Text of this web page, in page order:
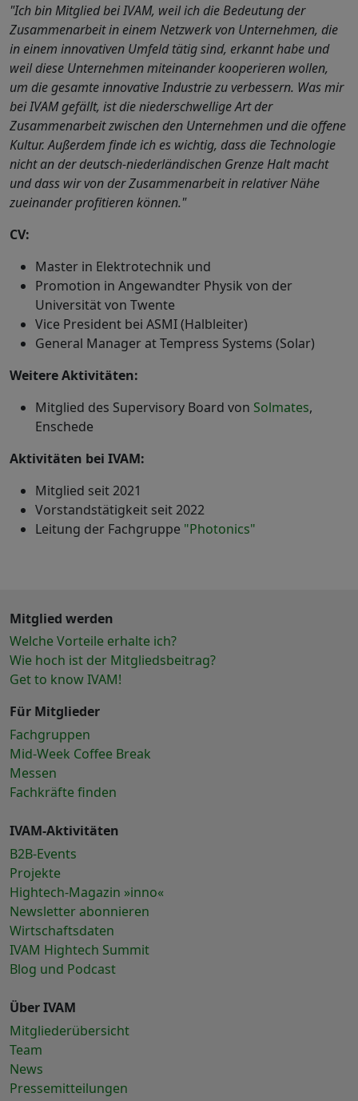
"Ich bin Mitglied bei IVAM, weil ich die Bedeutung der
Zusammenarbeit in einem Netzwerk von Unternehmen, die
in einem innovativen Umfeld tätig sind, erkannt habe und
weil diese Unternehmen miteinander kooperieren wollen,
um die gesamte innovative Industrie zu verbessern. Was mir
bei IVAM gefällt, ist die niederschwellige Art der
Zusammenarbeit zwischen den Unternehmen und die offene
Kultur. Außerdem finde ich es wichtig, dass die Technologie
nicht an der deutsch-niederländischen Grenze Halt macht
und dass wir von der Zusammenarbeit in relativer Nähe
zueinander profitieren können."
CV:
Master in Elektrotechnik und
Promotion in Angewandter Physik von der
Universität von Twente
Vice President bei ASMI (Halbleiter)
General Manager at Tempress Systems (Solar)
Weitere Aktivitäten:
Mitglied des Supervisory Board von Solmates,
Enschede
Aktivitäten bei IVAM:
Mitglied seit 2021
Vorstandstätigkeit seit 2022
Leitung der Fachgruppe "Photonics"
Mitglied werden
Welche Vorteile erhalte ich?
Wie hoch ist der Mitgliedsbeitrag?
Get to know IVAM!
Für Mitglieder
Fachgruppen
Mid-Week Coffee Break
Messen
Fachkräfte finden
IVAM-Aktivitäten
B2B-Events
Projekte
Hightech-Magazin »inno«
Newsletter abonnieren
Wirtschaftsdaten
IVAM Hightech Summit
Blog und Podcast
Über IVAM
Mitgliederübersicht
Team
News
Pressemitteilungen